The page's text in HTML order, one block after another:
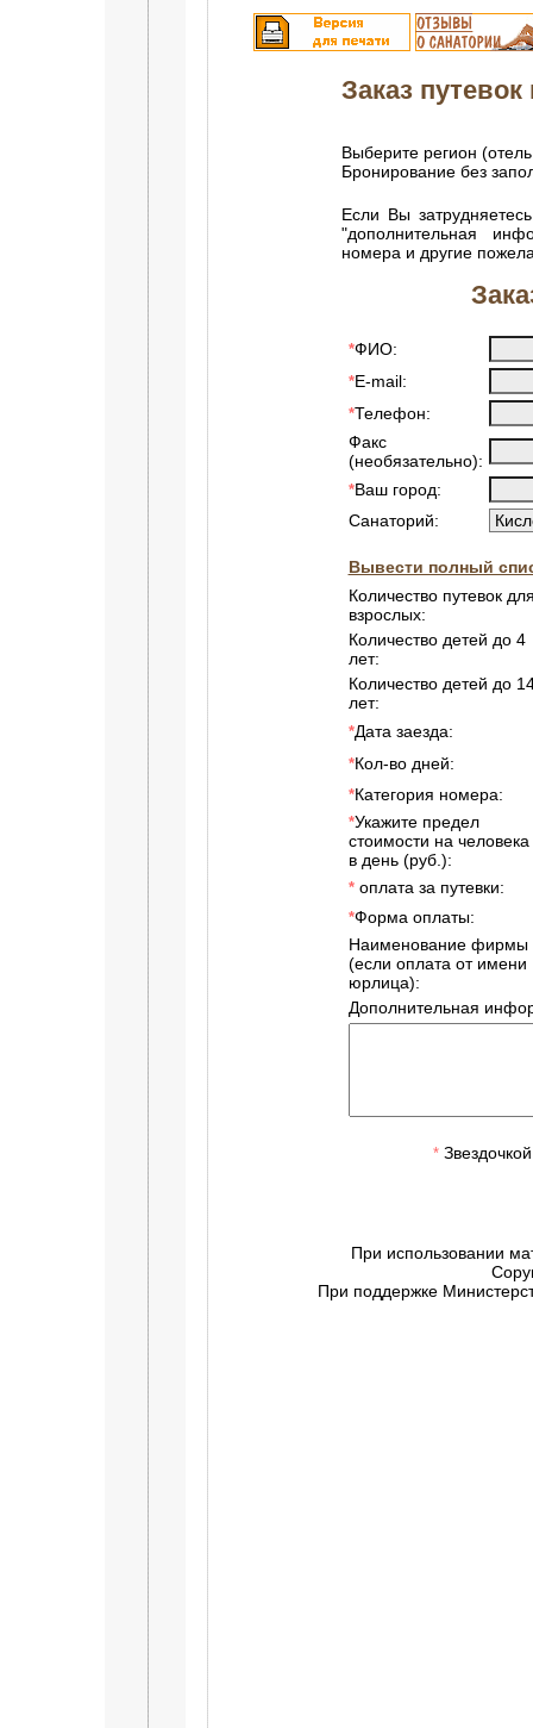
Заказ путевок
Выберите регион
Бронирование без
Если Вы
"дополнительная
номера и другие
*ФИО:
*E-mail:
*Телефон:
Факс
(необязательно):
*Ваш город:
Санаторий:
Вывести полный
Количество путевок
взрослых:
Количество детей до 4
лет:
Количество детей до
лет:
*Дата заезда:
*Кол-во дней:
*Категория номера:
*Укажите предел
стоимости на человека
в день (руб.):
*оплата за путевки:
*Форма оплаты:
Наименование фирмы
(если оплата от имени
юрлица):
Дополнительная
*
При использовании
При поддержке